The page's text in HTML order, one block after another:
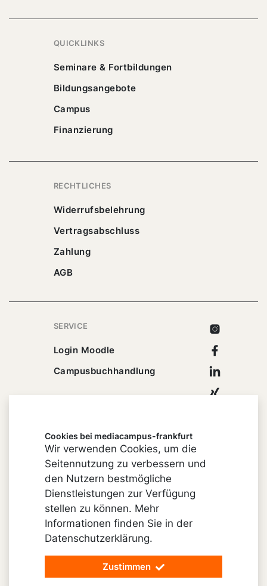
QUICKLINKS
Seminare & Fortbildungen
Bildungsangebote
Campus
Finanzierung
RECHTLICHES
Widerrufsbelehrung
Vertragsabschluss
Zahlung
AGB
SERVICE
Login Moodle
Campusbuchhandlung
Instagram
Facebook
Linkedin
Xing
© 2026 mediacampus-frankfurt
Impressum
Cookie-Einstellungen
Datenschutz
Barrierefreiheit
Cookies bei mediacampus-frankfurt
Wir verwenden Cookies, um die
Seitennutzung zu verbessern und
den Nutzern bestmögliche
Dienstleistungen zur Verfügung
stellen zu können. Mehr
Informationen finden Sie in der
Datenschutzerklärung.
Zustimmen